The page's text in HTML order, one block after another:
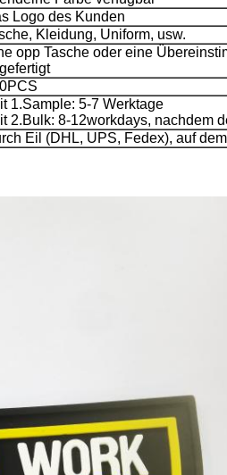
Logo des Kunden
Kleidung, Uniform, usw.
opp Tasche oder eine
1.Sample: 5-7 Werktage
2.Bulk: 8-12workdays, nachdem
Eil (DHL, UPS, Fedex), auf